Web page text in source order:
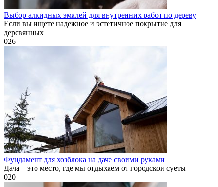
Выбор алкидных эмалей для внутренних работ по дереву
Если вы ищете надежное и эстетичное покрытие для
деревянных
026
Фундамент для хозблока на даче своими руками
Дача – это место, где мы отдыхаем от городской суеты
020